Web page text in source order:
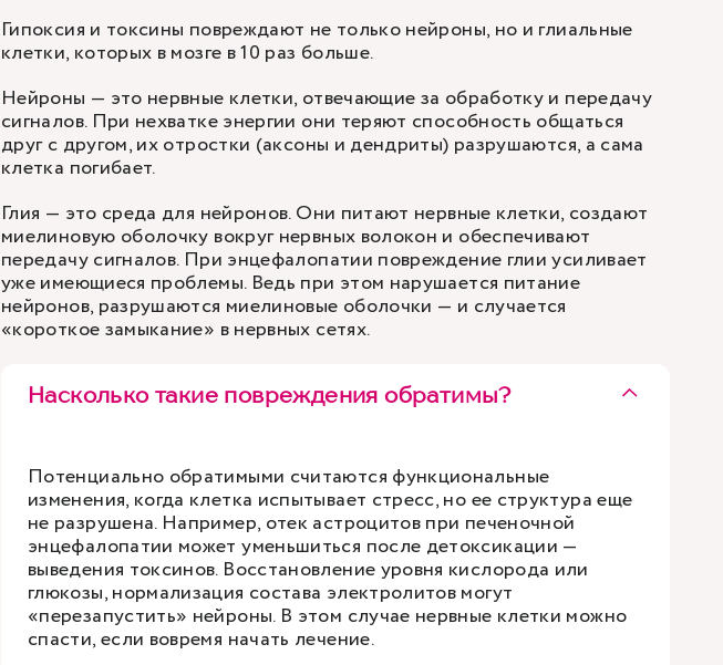
Гипоксия и токсины повреждают не только нейроны, но и глиальные
клетки, которых в мозге в 10 раз больше.
Нейроны — это нервные клетки, отвечающие за обработку и передачу
сигналов. При нехватке энергии они теряют способность общаться
друг с другом, их отростки (аксоны и дендриты) разрушаются, а сама
клетка погибает.
Глия — это среда для нейронов. Они питают нервные клетки, создают
миелиновую оболочку вокруг нервных волокон и обеспечивают
передачу сигналов. При энцефалопатии повреждение глии усиливает
уже имеющиеся проблемы. Ведь при этом нарушается питание
нейронов, разрушаются миелиновые оболочки — и случается
«короткое замыкание» в нервных сетях.
Насколько такие повреждения обратимы?
Потенциально обратимыми считаются функциональные
изменения, когда клетка испытывает стресс, но ее структура еще
не разрушена. Например, отек астроцитов при печеночной
энцефалопатии может уменьшиться после детоксикации —
выведения токсинов. Восстановление уровня кислорода или
глюкозы, нормализация состава электролитов могут
«перезапустить» нейроны. В этом случае нервные клетки можно
спасти, если вовремя начать лечение.